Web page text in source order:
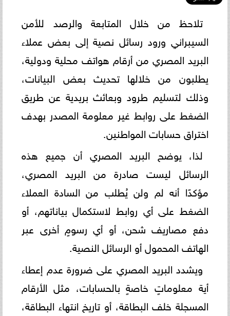
تلاحظ من خلال المتابعة والرصد للأمن
السيبراني ورود رسائل نصية إلى بعض عملاء
البريد المصري من أرقام هواتف محلية ودولية،
يطلبون من خلالها تحديث بعض البيانات،
وذلك لتسليم طرود وبعائث بريدية عن طريق
الضغط على روابط غير معلومة المصدر بهدف
اختراق حسابات المواطنين.
لذا، يوضح البريد المصري أن جميع هذه
الرسائل ليست صادرة من البريد المصري،
مؤكدًا أنه لم ولن يُطلب من السادة العملاء
الضغط على أي روابط لاستكمال بياناتهم، أو
دفع مصاريف شحن، أو أي رسومٍ أخرى عبر
الهاتف المحمول أو الرسائل النصية.
ويشدد البريد المصري على ضرورة عدم إعطاء
أية معلوماتٍ خاصةٍ بالحسابات، مثل الأرقام
المسجلة خلف البطاقة، أو تاريخ انتهاء البطاقة،